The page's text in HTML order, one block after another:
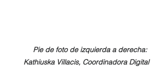
Pie de foto de izquierda a derecha:
Kathiuska Villacis, Coordinadora Digital